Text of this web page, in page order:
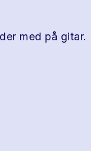
med på gitar.